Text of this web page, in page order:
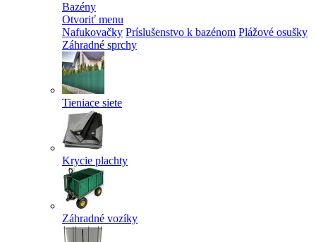
Bazény
Otvoriť menu
Nafukovačky Príslušenstvo k bazénom Plážové osušky
Záhradné sprchy
Tieniace siete
Krycie plachty
Záhradné vozíky